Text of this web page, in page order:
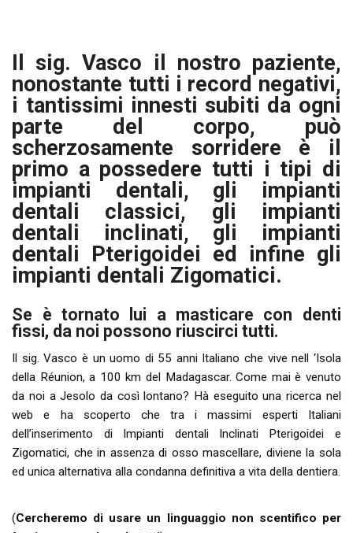
Il sig. Vasco il nostro paziente,
nonostante tutti i record negativi,
i tantissimi innesti subiti da ogni
parte del corpo, può
scherzosamente sorridere è il
primo a possedere tutti i tipi di
impianti dentali, gli impianti
dentali classici, gli impianti
dentali inclinati, gli impianti
dentali Pterigoidei ed infine gli
impianti dentali Zigomatici.
Se è tornato lui a masticare con denti
fissi, da noi possono riuscirci tutti.
Il sig. Vasco è un uomo di 55 anni Italiano che vive nell ‘Isola
della Réunion, a 100 km del Madagascar. Come mai è venuto
da noi a Jesolo da così lontano? Hà eseguito una ricerca nel
web e ha scoperto che tra i massimi esperti Italiani
dell’inserimento di Impianti dentali Inclinati Pterigoidei e
Zigomatici, che in assenza di osso mascellare, diviene la sola
ed unica alternativa alla condanna definitiva a vita della dentiera.
(Cercheremo di usare un linguaggio non scentifico per